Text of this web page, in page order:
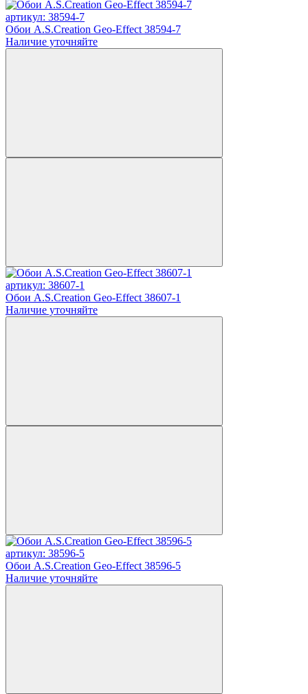
артикул: 38594-7
Обои A.S.Creation Geo-Effect 38594-7
Наличие уточняйте
артикул: 38607-1
Обои A.S.Creation Geo-Effect 38607-1
Наличие уточняйте
артикул: 38596-5
Обои A.S.Creation Geo-Effect 38596-5
Наличие уточняйте